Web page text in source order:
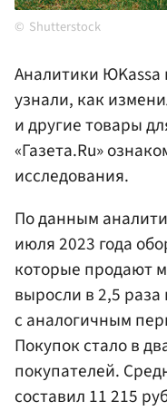
Shutterstock
Аналитики ЮKassa
узнали, как
и другие товары
«Газета.Ru»
исследования.
По данным
июля 2023 года
которые продают
выросли в 2,5
с аналогичным
Покупок стало в
покупателей.
составил 11 215